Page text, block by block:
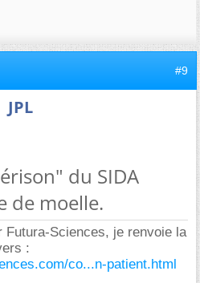
#9
JPL
du SIDA
de moelle.
Futura-Sciences, je renvoie la
:
co...n-patient.html